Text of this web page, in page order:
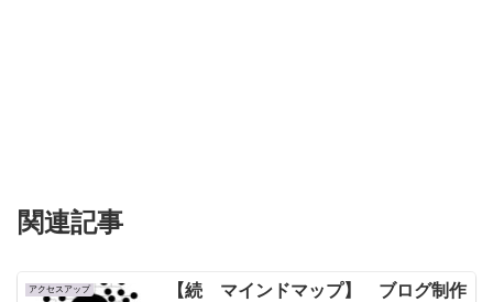
関連記事
アクセスアップ
【続 マインドマップ】 ブログ制作